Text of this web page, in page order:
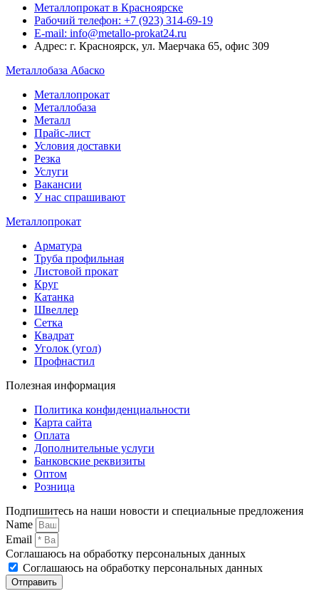
Металлопрокат в Красноярске
Рабочий телефон: +7 (923) 314-69-19
E-mail: info@metallo-prokat24.ru
Адрес: г. Красноярск, ул. Маерчака 65, офис 309
Металлобаза Абаско
Металлопрокат
Металлобаза
Металл
Прайс-лист
Условия доставки
Резка
Услуги
Вакансии
У нас спрашивают
Металлопрокат
Арматура
Труба профильная
Листовой прокат
Круг
Катанка
Швеллер
Сетка
Квадрат
Уголок (угол)
Профнастил
Полезная информация
Политика конфиденциальности
Карта сайта
Оплата
Дополнительные услуги
Банковские реквизиты
Оптом
Розница
Подпишитесь на наши новости и специальные предложения
Name
Email
Соглашаюсь на обработку персональных данных
Соглашаюсь на обработку персональных данных
Отправить